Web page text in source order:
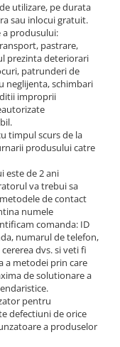
utilizare, pe durata
sau inlocui gratuit.
a produsului:
pastrare,
prezinta deteriorari
patrunderi de
neglijenta, schimbari
improprii
timpul scurs de la
produsului catre
este de 2 ani
va trebui sa
de contact
numele
comanda: ID
numarul de telefon,
dvs. si veti fi
a metodei prin care
de solutionare a
pentru
defectiuni de orice
a produselor